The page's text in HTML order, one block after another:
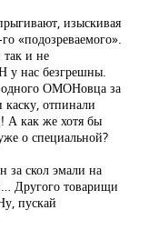
изыскивая
«подозреваемого».
так и не
у нас безгрешны.
одного ОМОНовца за
отпинали
как же хотя бы
о специальной?
за скол эмали на
Другого товарищи
пускай